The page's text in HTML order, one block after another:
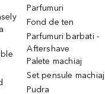
Parfumuri
Fond de ten
Parfumuri barbati -
Aftershave
Palete machiaj
Set pensule machiaj
Pudra